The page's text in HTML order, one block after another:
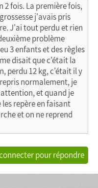
2 fois. La première fois,
j'avais pris
J'ai tout perdu et rien
problème
3 enfants et des règles
disait que c'était la
perdu 12 kg, c'était il y
normalement, je
et quand je
les repère en faisant
et on ne reprend
pour répondre